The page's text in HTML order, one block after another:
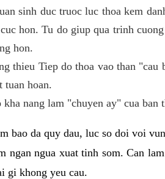
sinh duc truoc luc thoa kem
hon. Tu do giup qua trinh
hon.
thieu Tiep do thoa vao than "cau
tuan hoan.
nang lam "chuyen ay" cua ban
bao da quy dau, luc so doi voi
ngan ngua xuat tinh som. Can
gi khong yeu cau.